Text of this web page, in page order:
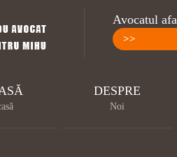
Avocatul
>>
DESPRE
Noi